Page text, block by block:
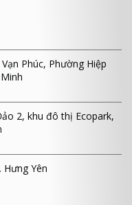
Phúc, Phường Hiệp
2, khu đô thị Ecopark,
Hưng Yên